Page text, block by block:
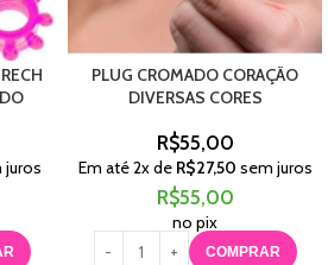
juros
PLUG CROMADO CORAÇÃO
DIVERSAS CORES
R$55,00
Em até2x de R$27,50 sem juros
R$55,00
no pix
COMPRAR